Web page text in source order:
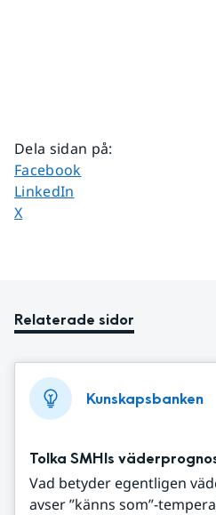
Dela sidan på:
Dela sidan på
Facebook
Dela sidan på
LinkedIn
Dela sidan på
X
Relaterade sidor
Kunskapsbanken
Tolka SMHIs
Vad betyder egentligen
avser ”känns som”-